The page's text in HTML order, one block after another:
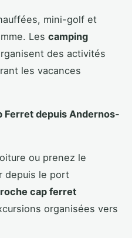
mini-golf et
Les camping
des activités
les vacances
Ferret depuis Andernos-
ou prenez le
depuis le port
cap ferret
organisées vers